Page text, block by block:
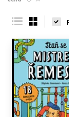
Young adult (SK)